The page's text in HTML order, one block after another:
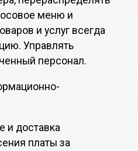
меню и
и услуг всегда
Управлять
персонал.
и доставка
платы за